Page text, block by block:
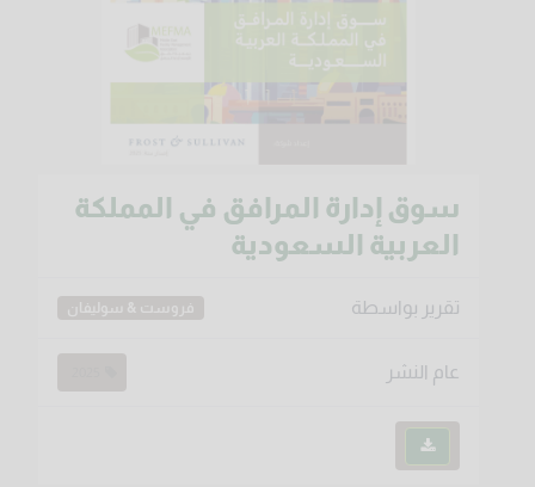
سوق إدارة المرافق في المملكة
العربية السعودية
تقرير بواسطة فروست & سوليفان
عام النشر